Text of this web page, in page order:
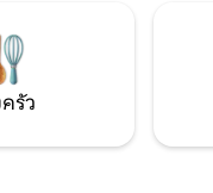
ถานที่ที่สมบูรณ์แบบ
งานเฉลิมฉลอง หรือ
กัน
รัว